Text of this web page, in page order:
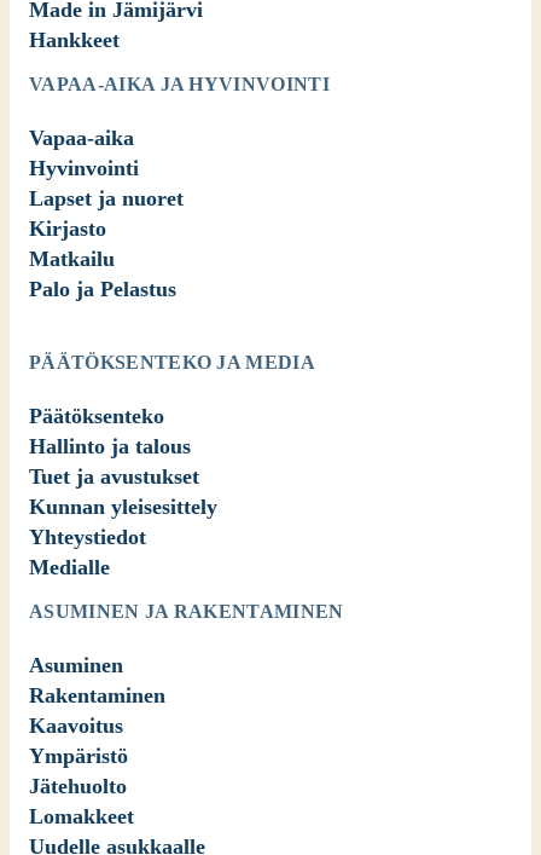
Made in Jämijärvi
Hankkeet
VAPAA-AIKA JA HYVINVOINTI
Vapaa-aika
Hyvinvointi
Lapset ja nuoret
Kirjasto
Matkailu
Palo ja Pelastus
PÄÄTÖKSENTEKO JA MEDIA
Päätöksenteko
Hallinto ja talous
Tuet ja avustukset
Kunnan yleisesittely
Yhteystiedot
Medialle
ASUMINEN JA RAKENTAMINEN
Asuminen
Rakentaminen
Kaavoitus
Ympäristö
Jätehuolto
Lomakkeet
Uudelle asukkaalle